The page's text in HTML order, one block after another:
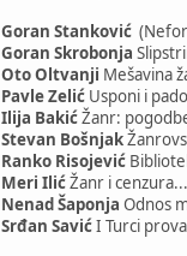
Goran Stanković
Goran Skrobonja
Oto Oltvanji Mešavina
Pavle Zelić Usponi i
Ilija BakićŽanr:
Stevan Bošnjak
Ranko Risojević
Meri IlićŽanr i
Nenad Šaponja Odnos
Srđan SavićI Turci